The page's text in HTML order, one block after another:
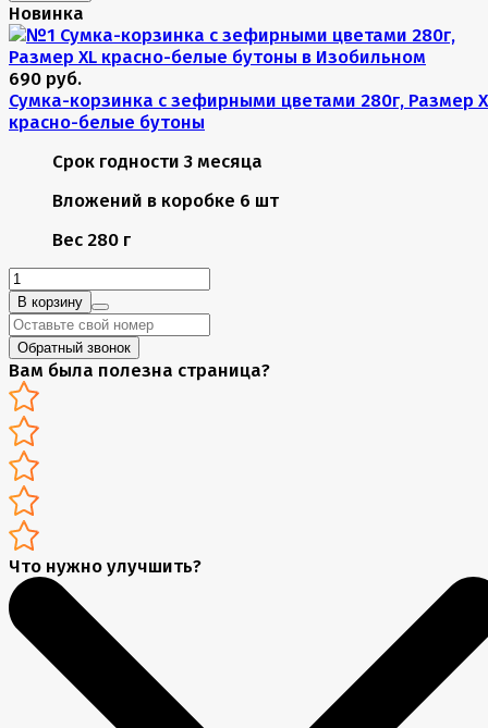
Новинка
690 руб.
Сумка-корзинка с зефирными цветами 280г, Размер
красно-белые бутоны
Срок годности 3 месяца
Вложений в коробке 6 шт
Вес 280 г
В корзину
Обратный звонок
Вам была полезна страница?
Что нужно улучшить?